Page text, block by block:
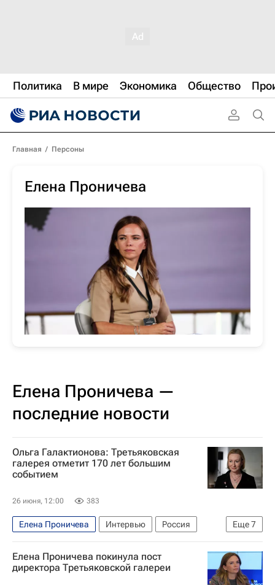
Политика В мире Экономика Общество
Главная / Персоны
Елена Проничева
Елена Проничева —
последние новости
Ольга Галактионова: Третьяковская
галерея отметит 170 лет большим
событием
26 июня, 12:00 383
Еще7
Елена Проничева Интервью
Россия
Оман
Третьяковская галерея
Русский музей
Казимир Малевич
Елена Проничева покинула пост
директора Третьяковской галереи